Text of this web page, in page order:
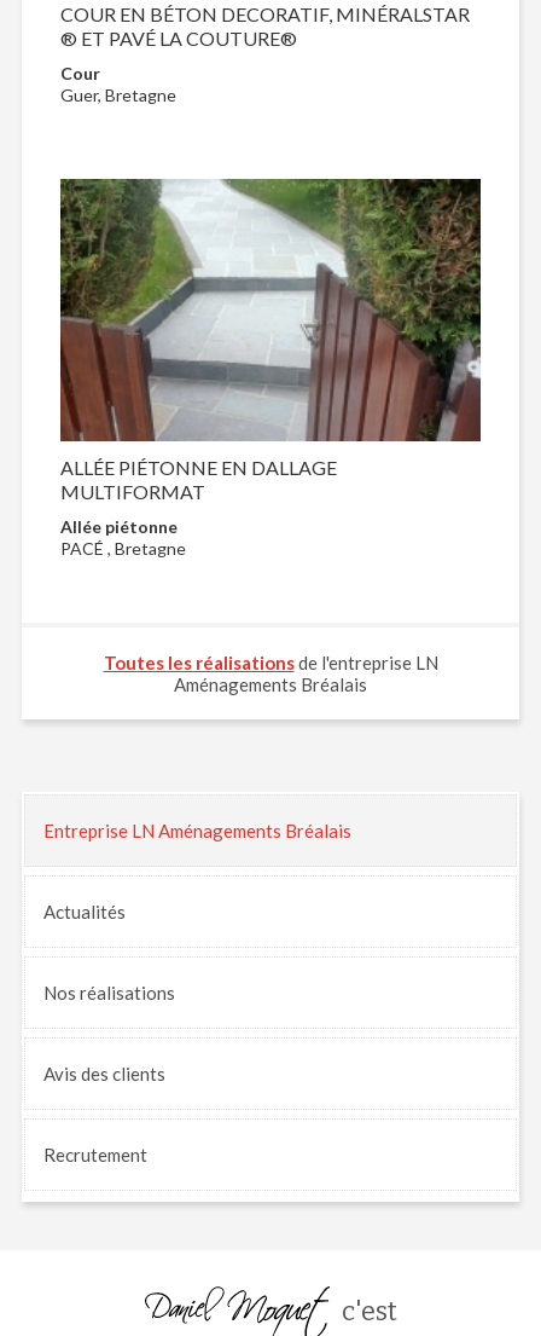
COUR EN BÉTON DECORATIF, MINÉRALSTAR
® ET PAVÉ LA COUTURE®
Cour
Guer, Bretagne
ALLÉE PIÉTONNE EN DALLAGE
MULTIFORMAT
Allée piétonne
PACÉ , Bretagne
Toutes les réalisationsde l'entreprise LN
Aménagements Bréalais
Entreprise LN Aménagements Bréalais
Actualités
Nos réalisations
Avis des clients
Recrutement
c'est